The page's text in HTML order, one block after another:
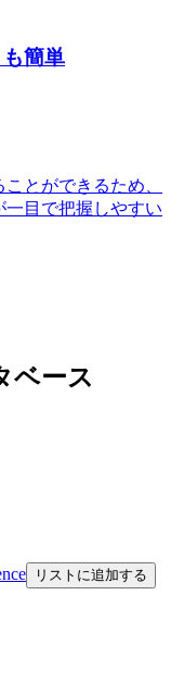
簡単
とができるため、
目で把握しやすい
ベース
リストに追加する